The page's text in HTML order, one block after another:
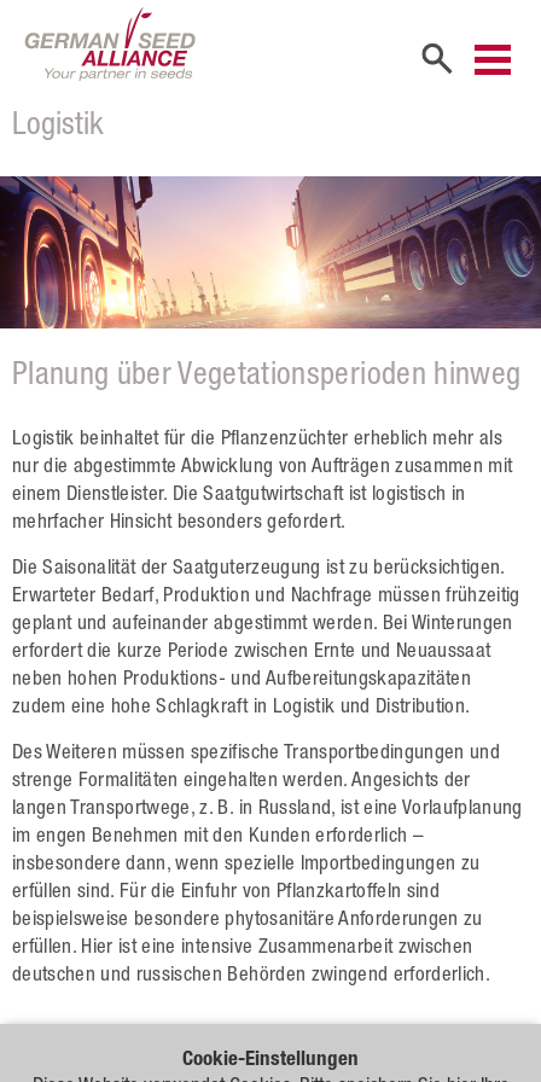
Cookie-Einstellungen
Logistik
Planung über Vegetationsperioden hinweg
Logistik beinhaltet für die Pflanzenzüchter erheblich mehr als
nur die abgestimmte Abwicklung von Aufträgen zusammen mit
einem Dienst­leister. Die Saatgutwirtschaft ist logistisch in
mehrfacher Hinsicht besonders gefordert.
Die Saisonalität der Saatguterzeugung ist zu berücksichtigen.
Erwar­teter Bedarf, Produktion und Nachfrage müssen frühzeitig
geplant und aufeinander abgestimmt werden. Bei Winterungen
erfordert die kurze Periode zwischen Ernte und Neuaussaat
neben hohen Produktions- und Aufbereitungskapazitäten
zudem eine hohe Schlagkraft in Logistik und Distribution.
Des Weiteren müssen spezifische Transportbedingungen und
strenge Formalitäten eingehalten werden. Angesichts der
langen Transport­wege, z. B. in Russland, ist eine Vorlaufplanung
im engen Benehmen mit den Kunden erforderlich –
insbesondere dann, wenn spezielle Importbedingungen zu
erfüllen sind. Für die Einfuhr von Pflanzkartof­feln sind
beispielsweise besondere phytosanitäre Anforderungen zu
erfüllen. Hier ist eine intensive Zusammenarbeit zwischen
deutschen und russischen Behörden zwingend erforderlich.
Unternehmen
Firmenportrait
Gesellschafter
Mitarbeiter
Karriere
Produkte
Getreide
Hafer
Triticale
Weizen
Hülsenfrüchte
Sonnenblumen
Mais
Lein